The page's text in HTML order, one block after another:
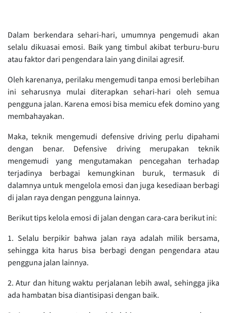
Dalam berkendara sehari-hari, umumnya pengemudi akan
selalu dikuasai emosi. Baik yang timbul akibat terburu-buru
atau faktor dari pengendara lain yang dinilai agresif.
Oleh karenanya, perilaku mengemudi tanpa emosi berlebihan
ini seharusnya mulai diterapkan sehari-hari oleh semua
pengguna jalan. Karena emosi bisa memicu efek domino yang
membahayakan.
Maka, teknik mengemudi defensive driving perlu dipahami
dengan benar. Defensive driving merupakan teknik
mengemudi yang mengutamakan pencegahan terhadap
terjadinya berbagai kemungkinan buruk, termasuk di
dalamnya untuk mengelola emosi dan juga kesediaan berbagi
di jalan raya dengan pengguna lainnya.
Berikut tips kelola emosi di jalan dengan cara-cara berikut ini:
1. Selalu berpikir bahwa jalan raya adalah milik bersama,
sehingga kita harus bisa berbagi dengan pengendara atau
pengguna jalan lainnya.
2. Atur dan hitung waktu perjalanan lebih awal, sehingga jika
ada hambatan bisa diantisipasi dengan baik.